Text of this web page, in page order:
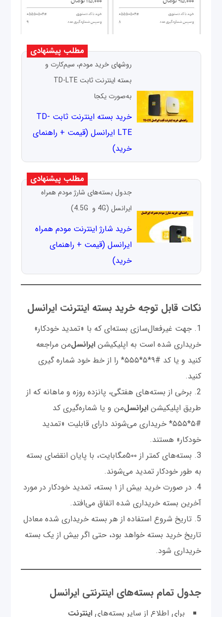
مطلب پیشنهادی
روش­های خرید مودم، سیم‌کارت و
بسته اینترنت ثابت TD-LTE
به‌صورت یکجا
خرید بسته اینترنت ثابت TD-
LTE ایرانسل (قیمت + راهنمای
خرید)
مطلب پیشنهادی
جدول بسته‌های شارژ مودم‌ همراه
ایرانسل (4G و 4.5G)
خرید شارژ اینترنت مودم همراه
ایرانسل (قیمت + راهنمای
خرید)
نکات قابل توجه خرید بسته اینترنت ایرانسل
1. جهت غیرفعال‌سازی بسته‌ای که با «تمدید خودکار»
خریداری شده است به اپلیکیشنایرانسل‌من مراجعه
کنید و یا کد #۹*۵*۵۵۵* را از خط خود شماره گیری
کنید.
2. برخی از بسته‌های هفتگی، پانزده روزه و ماهانه که از
طریق اپلیکیشنایرانسل‌من و یا شماره‌گیری کد
#۵*۵۵۵* خریداری می‌شوند دارای قابلیت «تمدید
خودکار» هستند.
3. بسته‌های کمتر از ۵۰۰مگابایت، با پایان انقضای بسته
به طور خودکار تمدید می‌شوند.
4. در صورت خرید بیش از ۱ بسته، تمدید خودکار در مورد
آخرین بسته خریداری شده اتفاق می‌افتد.
5. تاریخ شروع استفاده از هر بسته خریداری شده معادل
تاریخ خرید بسته خواهد بود، حتی اگر بیش از یک بسته
خریداری شود.
جدول تمام بسته‌های اینترنتی ایرانسل
برای اطلاع از سایر بسته‌های اینترنت